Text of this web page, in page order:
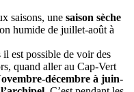
saisons, une saison sèche
humide de juillet-août à
est possible de voir des
quand aller au Cap-Vert
décembre à juin-